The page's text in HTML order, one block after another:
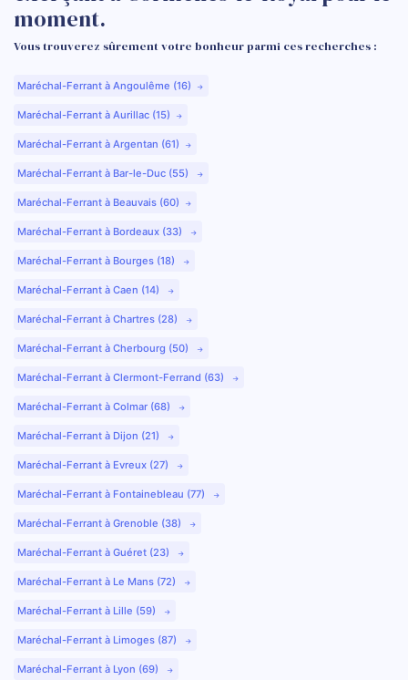
moment.
Vous trouverez sûrement votre bonheur parmi ces recherches :
Maréchal-Ferrant à Angoulême (16)
Maréchal-Ferrant à Aurillac (15)
Maréchal-Ferrant à Argentan (61)
Maréchal-Ferrant à Bar-le-Duc (55)
Maréchal-Ferrant à Beauvais (60)
Maréchal-Ferrant à Bordeaux (33)
Maréchal-Ferrant à Bourges (18)
Maréchal-Ferrant à Caen (14)
Maréchal-Ferrant à Chartres (28)
Maréchal-Ferrant à Cherbourg (50)
Maréchal-Ferrant à Clermont-Ferrand (63)
Maréchal-Ferrant à Colmar (68)
Maréchal-Ferrant à Dijon (21)
Maréchal-Ferrant à Evreux (27)
Maréchal-Ferrant à Fontainebleau (77)
Maréchal-Ferrant à Grenoble (38)
Maréchal-Ferrant à Guéret (23)
Maréchal-Ferrant à Le Mans (72)
Maréchal-Ferrant à Lille (59)
Maréchal-Ferrant à Limoges (87)
Maréchal-Ferrant à Lyon (69)